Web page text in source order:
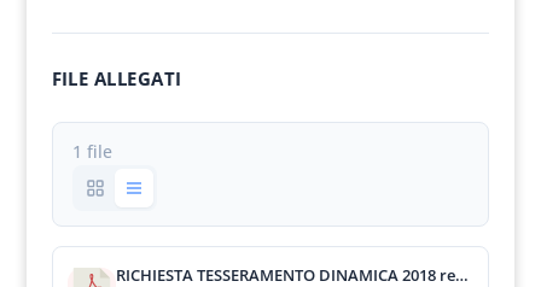
FILE ALLEGATI
1 file
RICHIESTA TESSERAMENTO DINAMICA 2018 rev.3 del 05-10-18.pdf